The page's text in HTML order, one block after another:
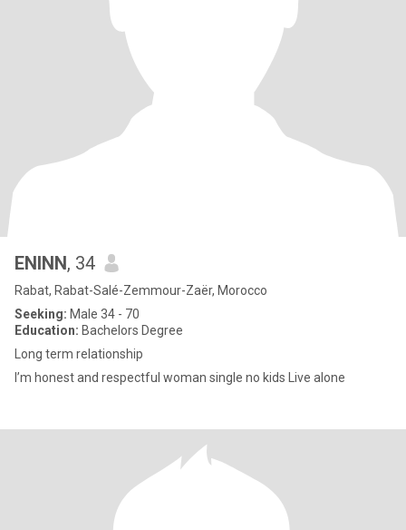
ENINN, 34
Rabat, Rabat-Salé-Zemmour-Zaër, Morocco
Seeking: Male 34 - 70
Education: Bachelors Degree
Long term relationship
I’m honest and respectful woman single no kids Live alone